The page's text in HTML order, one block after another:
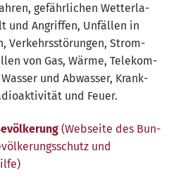
gefähr­li­chen Wet­ter­la­
und Angrif­fen, Unfäl­len in
Ver­kehrs­stö­run­gen, Strom­
von Gas, Wär­me, Tele­kom­
und Abwas­ser, Krank­
und Feuer.
(Web­sei­te des Bun­
und